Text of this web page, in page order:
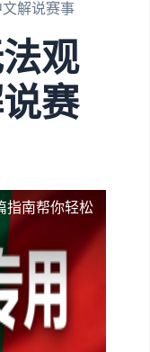
解说赛事
观
赛
指南帮你轻松